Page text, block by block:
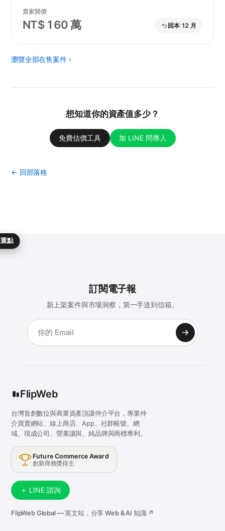
賣家開價
NT$ 160 萬 回本 12 月
瀏覽全部在售案件 ›
想知道你的資產值多少？
免費估價工具 加 LINE 問專人
← 回部落格
點
訂閱電子報
新上架案件與市場洞察，第一手送到信箱。
FlipWeb
台灣首創數位與商業資產頂讓仲介平台，專業仲
介買賣網站、線上商店、App、社群帳號、網
域、現成公司、營業讓與、純品牌與商標專利。
Future Commerce Award
創新商務獎得主
＋ LINE 諮詢
FlipWeb Global — 英文站，分享 Web & AI 知識 ↗